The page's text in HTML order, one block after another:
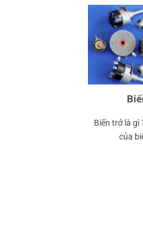
Biến trở là gì
của